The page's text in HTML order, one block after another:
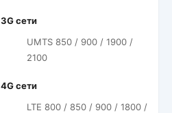
3G сети
UMTS 850 / 900 / 1900 /
2100
4G сети
LTE 800 / 850 / 900 / 1800 /